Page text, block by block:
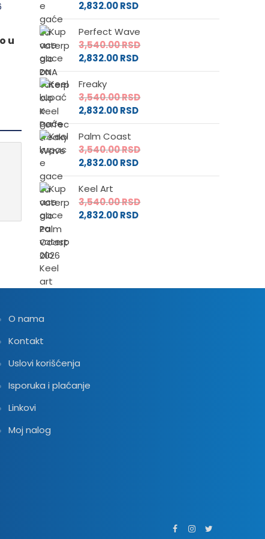
u
2,832.00RSD
Perfect Wave
3,540.00RSD
2,832.00RSD
Freaky
3,540.00RSD
2,832.00RSD
Palm Coast
3,540.00RSD
2,832.00RSD
Keel Art
3,540.00RSD
2,832.00RSD
O nama
Kontakt
Uslovi korišćenja
Isporuka i plaćanje
Linkovi
Moj nalog